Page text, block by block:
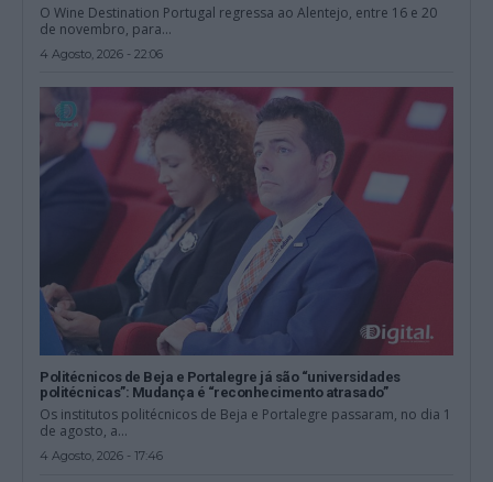
O Wine Destination Portugal regressa ao Alentejo, entre 16 e 20
de novembro, para...
4 Agosto, 2026 - 22:06
Politécnicos de Beja e Portalegre já são “universidades
politécnicas”: Mudança é “reconhecimento atrasado”
Os institutos politécnicos de Beja e Portalegre passaram, no dia 1
de agosto, a...
4 Agosto, 2026 - 17:46